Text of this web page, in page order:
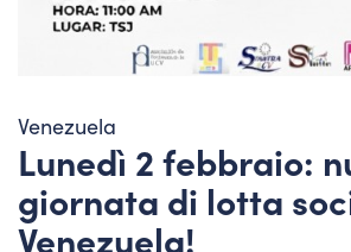
Venezuela
Lunedì 2 febbraio:
giornata di lotta
Venezuela!